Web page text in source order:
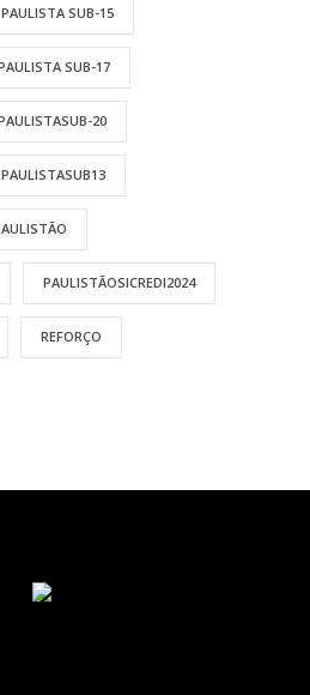
PAULISTA SUB-15
SUB-17
20
PAULISTASUB13
PAULISTÃOSICREDI2024
REFORÇO